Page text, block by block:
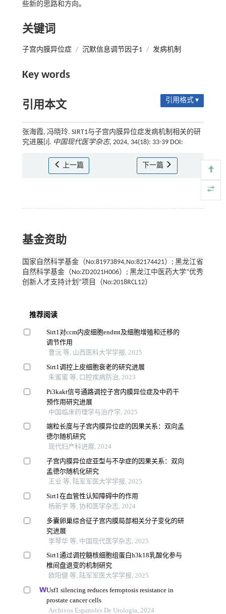
些新的思路和方向。
关键词
子宫内膜异位症 / 沉默信息调节因子1 / 发病机制
Key words
引用本文 引用格式 ▾
张海霞, 冯晓玲. SIRT1与子宫内膜异位症发病机制相关的研
究进展[J]. 中国现代医学杂志, 2024, 34(18): 33-39 DOI:
上一篇 下一篇
基金资助
国家自然科学基金（No:81973894,No:82174421）; 黑龙江省
自然科学基金（No:ZD2021H006）; 黑龙江中医药大学“优秀
创新人才支持计划”项目（No:2018RCL12）